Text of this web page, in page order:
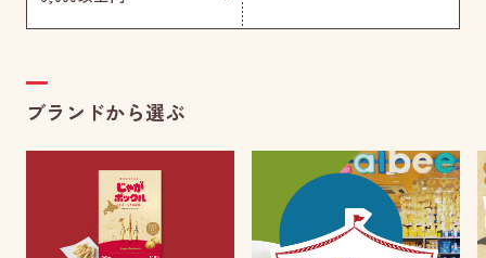
ブランドから選ぶ